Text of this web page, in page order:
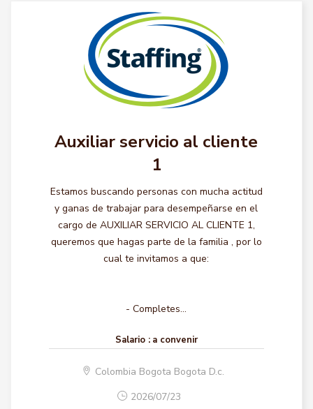
Auxiliar servicio al cliente
1
Estamos buscando personas con mucha actitud
y ganas de trabajar para desempeñarse en el
cargo de AUXILIAR SERVICIO AL CLIENTE 1,
queremos que hagas parte de la familia , por lo
cual te invitamos a que:
- Completes...
Salario : a convenir
Colombia Bogota Bogota D.c.
2026/07/23